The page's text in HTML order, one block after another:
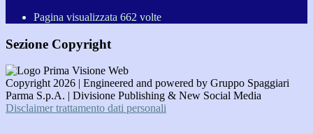
Pagina visualizzata 662 volte
Sezione Copyright
Copyright 2026 | Engineered and powered by Gruppo Spaggiari
Parma S.p.A. | Divisione Publishing & New Social Media
Disclaimer trattamento dati personali